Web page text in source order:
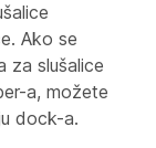
Ako se
za slušalice
a, možete
dock-a.